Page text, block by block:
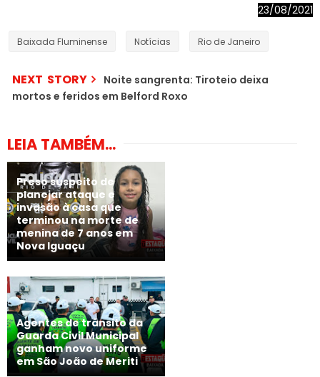
23/08/2021
Baixada Fluminense Notícias Rio de Janeiro
NEXT STORY
Noite sangrenta: Tiroteio deixa
mortos e feridos em Belford Roxo
LEIA TAMBÉM...
Preso suspeito de
planejar ataque e
invasão à casa que
terminou na morte de
menina de 7 anos em
Nova Iguaçu
Agentes de trânsito da
Guarda Civil Municipal
ganham novo uniforme
em São João de Meriti